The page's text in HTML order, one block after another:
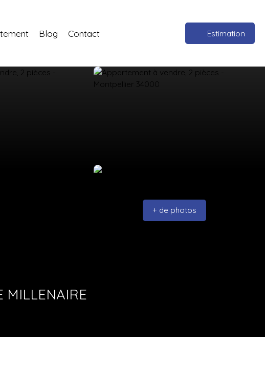
Blog Contact Estimation
+ de photos
MILLENAIRE